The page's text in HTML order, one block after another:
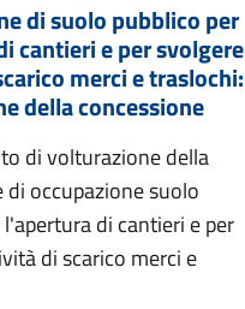
di suolo pubblico per
cantieri e per svolgere
merci e traslochi:
della concessione
di volturazione della
di occupazione suolo
di cantieri e per
di scarico merci e